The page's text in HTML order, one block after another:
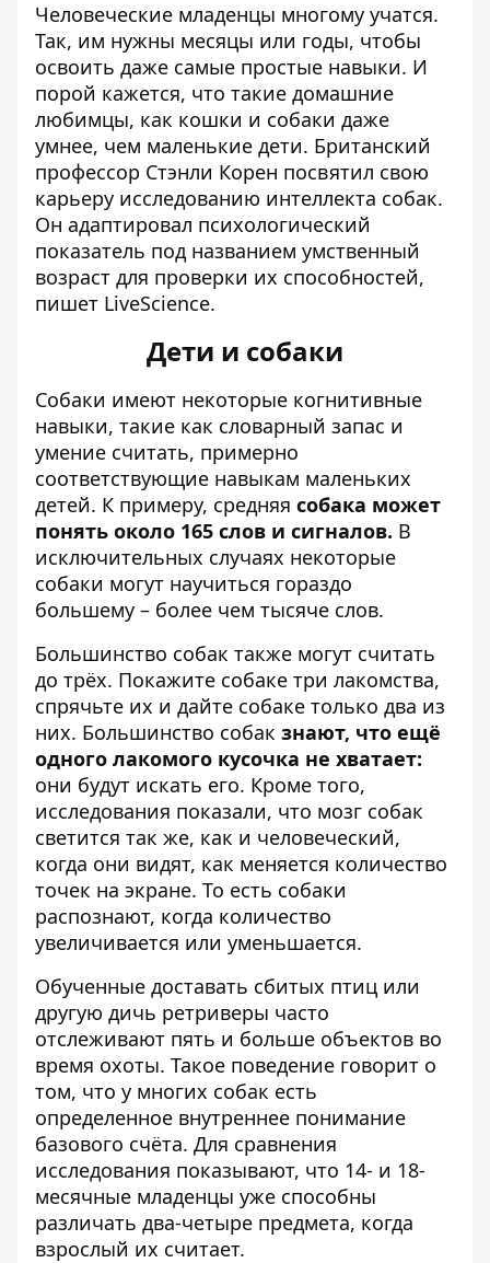
Человеческие младенцы многому учатся.
Так, им нужны месяцы или годы, чтобы
освоить даже самые простые навыки. И
порой кажется, что такие домашние
любимцы, как кошки и собаки даже
умнее, чем маленькие дети. Британский
профессор Стэнли Корен посвятил свою
карьеру исследованию интеллекта собак.
Он адаптировал психологический
показатель под названием умственный
возраст для проверки их способностей,
пишет LiveScience.
Дети и собаки
Собаки имеют некоторые когнитивные
навыки, такие как словарный запас и
умение считать, примерно
соответствующие навыкам маленьких
детей. К примеру, средняя собака может
понять около 165 слов и сигналов. В
исключительных случаях некоторые
собаки могут научиться гораздо
большему – более чем тысяче слов.
Большинство собак также могут считать
до трёх. Покажите собаке три лакомства,
спрячьте их и дайте собаке только два из
них. Большинство собак знают, что ещё
одного лакомого кусочка не хватает:
они будут искать его. Кроме того,
исследования показали, что мозг собак
светится так же, как и человеческий,
когда они видят, как меняется количество
точек на экране. То есть собаки
распознают, когда количество
увеличивается или уменьшается.
Обученные доставать сбитых птиц или
другую дичь ретриверы часто
отслеживают пять и больше объектов во
время охоты. Такое поведение говорит о
том, что у многих собак есть
определенное внутреннее понимание
базового счёта. Для сравнения
исследования показывают, что 14- и 18-
месячные младенцы уже способны
различать два-четыре предмета, когда
взрослый их считает.